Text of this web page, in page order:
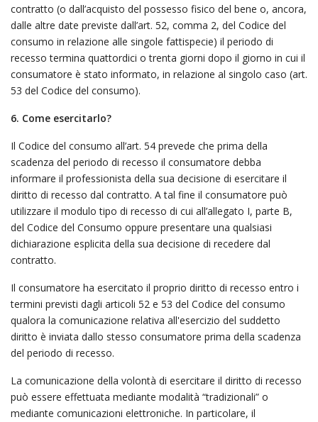
contratto (o dall’acquisto del possesso fisico del bene o, ancora,
dalle altre date previste dall’art. 52, comma 2, del Codice del
consumo in relazione alle singole fattispecie) il periodo di
recesso termina quattordici o trenta giorni dopo il giorno in cui il
consumatore è stato informato, in relazione al singolo caso (art.
53 del Codice del consumo).
6. Come esercitarlo?
Il Codice del consumo all’art. 54 prevede che prima della
scadenza del periodo di recesso il consumatore debba
informare il professionista della sua decisione di esercitare il
diritto di recesso dal contratto. A tal fine il consumatore può
utilizzare il modulo tipo di recesso di cui all’allegato I, parte B,
del Codice del Consumo oppure presentare una qualsiasi
dichiarazione esplicita della sua decisione di recedere dal
contratto.
Il consumatore ha esercitato il proprio diritto di recesso entro i
termini previsti dagli articoli 52 e 53 del Codice del consumo
qualora la comunicazione relativa all'esercizio del suddetto
diritto è inviata dallo stesso consumatore prima della scadenza
del periodo di recesso.
La comunicazione della volontà di esercitare il diritto di recesso
può essere effettuata mediante modalità “tradizionali” o
mediante comunicazioni elettroniche. In particolare, il